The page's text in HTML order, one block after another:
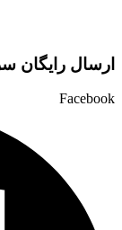
ارسال رایگان
Facebook